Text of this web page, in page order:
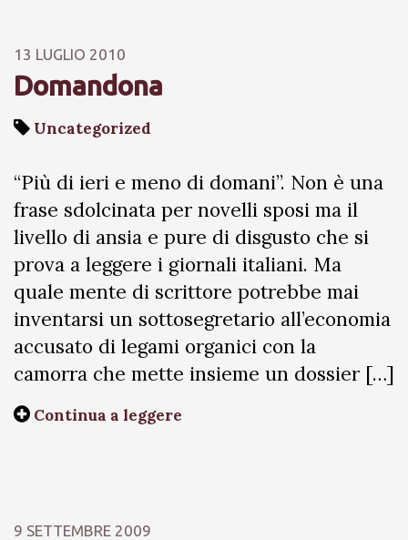
13 LUGLIO 2010
Domandona
Uncategorized
“Più di ieri e meno di domani”. Non è una
frase sdolcinata per novelli sposi ma il
livello di ansia e pure di disgusto che si
prova a leggere i giornali italiani. Ma
quale mente di scrittore potrebbe mai
inventarsi un sottosegretario all’economia
accusato di legami organici con la
camorra che mette insieme un dossier […]
Continua a leggere
9 SETTEMBRE 2009